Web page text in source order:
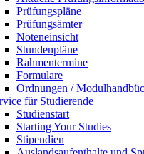
Prüfungspläne
Prüfungsämter
Noteneinsicht
Stundenpläne
Rahmentermine
Formulare
Ordnungen /
für Studierende
Studienstart
Starting Your Studies
Stipendien